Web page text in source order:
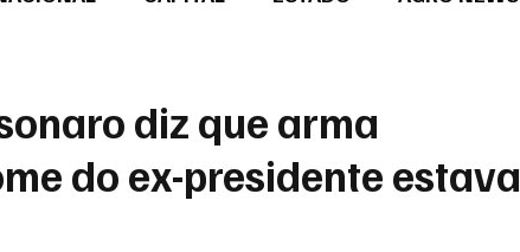
diz que arma
do ex-presidente estava